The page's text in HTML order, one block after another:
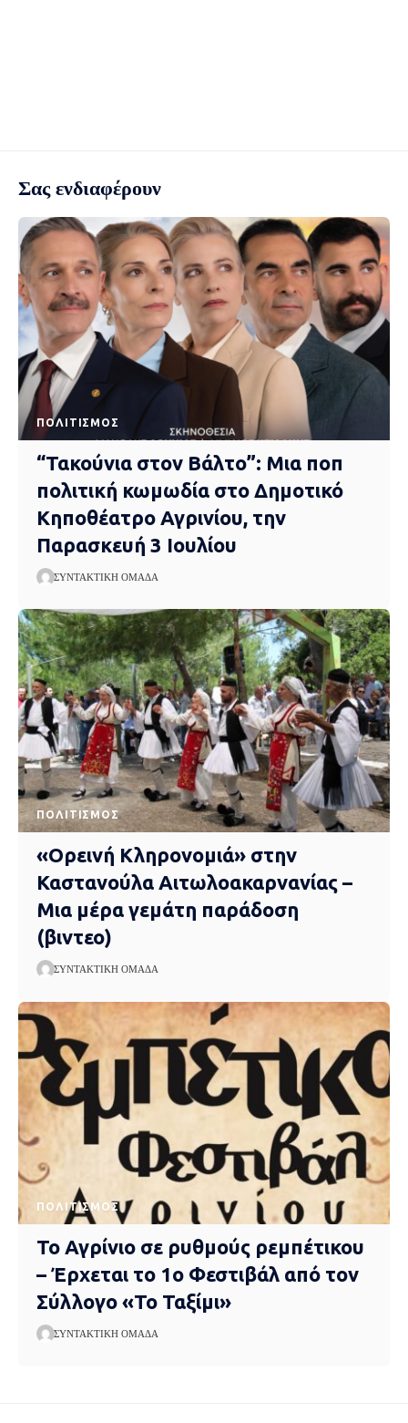
Σας ενδιαφέρουν
ΠΟΛΙΤΙΣΜΌΣ
“Τακούνια στον Βάλτο”: Μια ποπ
πολιτική κωμωδία στο Δημοτικό
Κηποθέατρο Αγρινίου, την
Παρασκευή 3 Ιουλίου
ΣΥΝΤΑΚΤΙΚΉ ΟΜΆΔΑ
ΠΟΛΙΤΙΣΜΌΣ
«Ορεινή Κληρονομιά» στην
Καστανούλα Αιτωλοακαρνανίας –
Μια μέρα γεμάτη παράδοση
(βιντεο)
ΣΥΝΤΑΚΤΙΚΉ ΟΜΆΔΑ
ΠΟΛΙΤΙΣΜΌΣ
Το Αγρίνιο σε ρυθμούς ρεμπέτικου
– Έρχεται το 1ο Φεστιβάλ από τον
Σύλλογο «Το Ταξίμι»
ΣΥΝΤΑΚΤΙΚΉ ΟΜΆΔΑ